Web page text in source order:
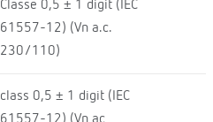
Classe 0,5 ± 1 digit (IEC
61557-12) (Vn a.c.
230/110)
class 0,5 ± 1 digit (IEC